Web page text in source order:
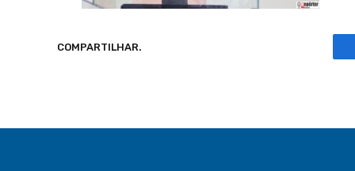
COMPARTILHAR.